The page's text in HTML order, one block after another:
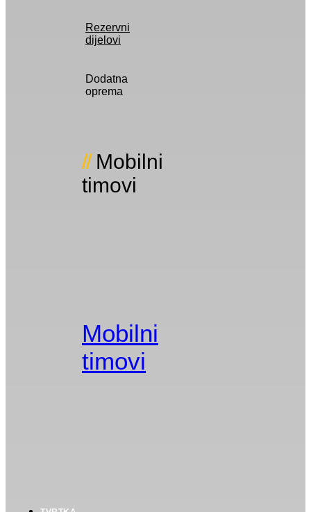
Rezervni
dijelovi
Dodatna
oprema
Mobilni
timovi
Mobilni
timovi